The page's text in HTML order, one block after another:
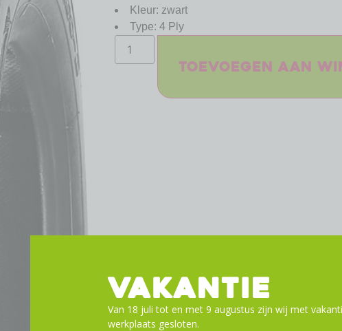
Kleur: zwart
Type: 4 Ply
Toevoegen aan
VAKANTIE
Van 18 juli tot en met 9 augustus zijn wij met
werkplaats gesloten.